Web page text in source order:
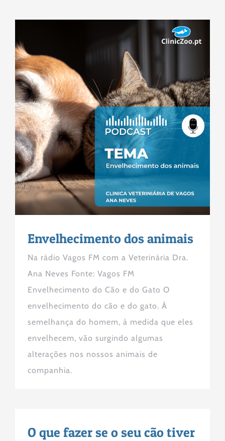
Envelhecimento dos animais
Na rádio Vagos FM com a Veterinária Dra.
Ana Neves Fonte: Vagos FM
Envelhecimento do Cão e do Gato O
envelhecimento do cão e do gato. À
semelhança do homem, à medida que eles
envelhecem, vão surgindo algumas
alterações nos nossos animais de
companhia.
O que fazer se o seu cão tiver